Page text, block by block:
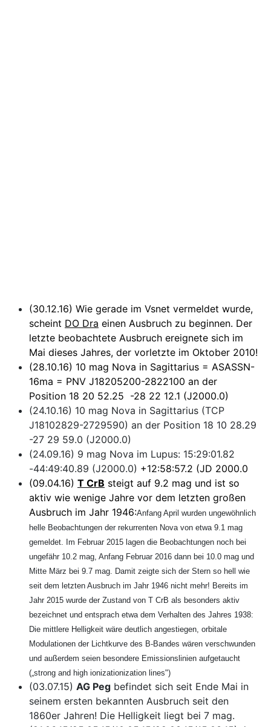
(30.12.16) Wie gerade im Vsnet vermeldet wurde,
scheint DO Dra einen Ausbruch zu beginnen. Der
letzte beobachtete Ausbruch ereignete sich im
Mai dieses Jahres, der vorletzte im Oktober 2010!
(28.10.16) 10 mag Nova in Sagittarius = ASASSN-
16ma = PNV J18205200-2822100 an der
Position 18 20 52.25 -28 22 12.1 (J2000.0)
(24.10.16) 10 mag Nova in Sagittarius (TCP
J18102829-2729590) an der Position 18 10 28.29
-27 29 59.0 (J2000.0)
(24.09.16) 9 mag Nova im Lupus: 15:29:01.82
-44:49:40.89 (J2000.0) +12:58:57.2 (JD 2000.0
(09.04.16) T CrB steigt auf 9.2 mag und ist so
aktiv wie wenige Jahre vor dem letzten großen
Ausbruch im Jahr 1946:Anfang April wurden ungewöhnlich
helle Beobachtungen der rekurrenten Nova von etwa 9.1 mag
gemeldet. Im Februar 2015 lagen die Beobachtungen noch bei
ungefähr 10.2 mag, Anfang Februar 2016 dann bei 10.0 mag und
Mitte März bei 9.7 mag. Damit zeigte sich der Stern so hell wie
seit dem letzten Ausbruch im Jahr 1946 nicht mehr! Bereits im
Jahr 2015 wurde der Zustand von T CrB als besonders aktiv
bezeichnet und entsprach etwa dem Verhalten des Jahres 1938:
Die mittlere Helligkeit wäre deutlich angestiegen, orbitale
Modulationen der Lichtkurve des B-Bandes wären verschwunden
und außerdem seien besondere Emissionslinien aufgetaucht
(„strong and high ionizationization lines")
(03.07.15) AG Peg befindet sich seit Ende Mai in
seinem ersten bekannten Ausbruch seit den
1860er Jahren! Die Helligkeit liegt bei 7 mag.